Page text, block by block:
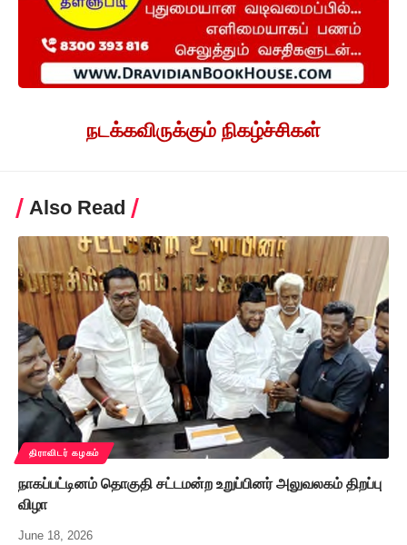
நடக்கவிருக்கும் நிகழ்ச்சிகள்
Also Read
திராவிடர் கழகம்
நாகப்பட்டினம் தொகுதி சட்டமன்ற உறுப்பினர் அலுவலகம் திறப்பு
விழா
June 18, 2026